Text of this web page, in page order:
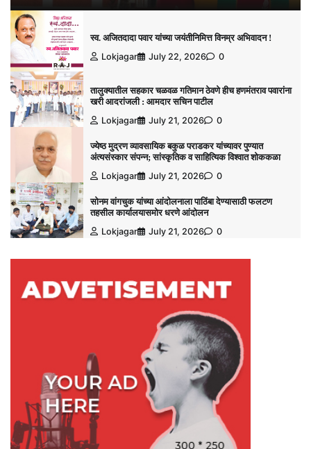
स्व. अजितदादा पवार यांच्या जयंतीनिमित्त विनम्र अभिवादन !
Lokjagar
July 22, 2026 0
तालुक्यातील सहकार चळवळ गतिमान ठेवणे हीच हणमंतराव पवारांना
खरी आदरांजली : आमदार सचिन पाटील
Lokjagar
July 21, 2026 0
ज्येष्ठ मुद्रण व्यावसायिक बकुळ पराडकर यांच्यावर पुण्यात
अंत्यसंस्कार संपन्न; सांस्कृतिक व साहित्यिक विश्‍वात शोककळा
Lokjagar
July 21, 2026 0
सोनम वांगचुक यांच्या आंदोलनाला पाठिंबा देण्यासाठी फलटण
तहसील कार्यालयासमोर धरणे आंदोलन
Lokjagar
July 21, 2026 0